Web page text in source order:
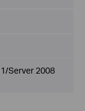
Server 2008